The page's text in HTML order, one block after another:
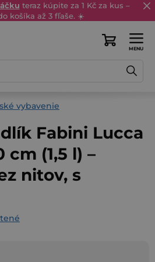
teraz kúpite za 1 Kč za kus –
košíka až 3 fľaše. ☀️
Nákupný
vybavenie
Fabini Lucca
(1,5 l) –
nitov, s